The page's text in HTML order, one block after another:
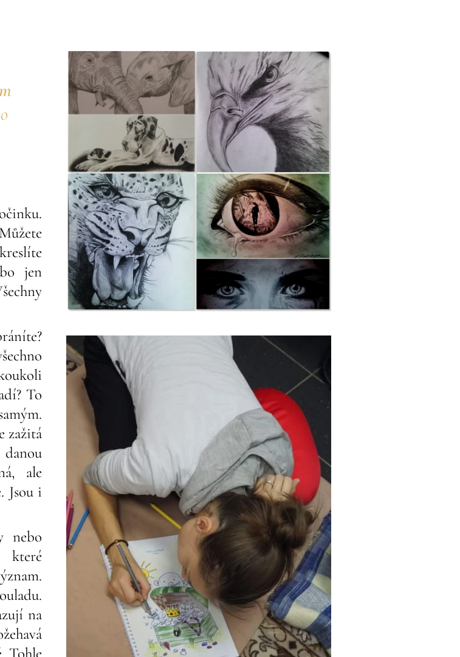
jen
To
zažitá
ale
Jsou i
nebo
které
na
Tohle